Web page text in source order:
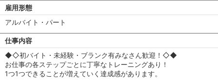
雇用形態
アルバイト・パート
仕事内容
◆◇初バイト・未経験・ブランク有みなさん歓迎！◇◆
お仕事の各ステップごとに丁寧なトレーニングあり！
1つ1つできることが増えていく達成感があります。